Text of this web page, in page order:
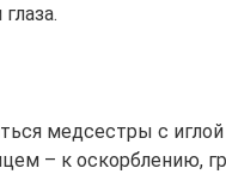
медсестры с
– к оскорблению,